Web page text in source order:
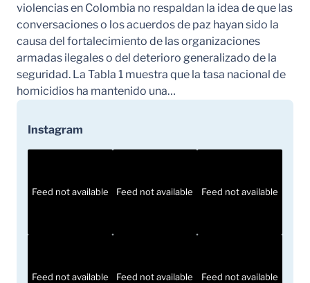
violencias en Colombia no respaldan la idea de que las
conversaciones o los acuerdos de paz hayan sido la
causa del fortalecimiento de las organizaciones
armadas ilegales o del deterioro generalizado de la
seguridad. La Tabla 1 muestra que la tasa nacional de
homicidios ha mantenido una…
Instagram
Feed not available Feed not available Feed not available
Feed not available Feed not available Feed not available